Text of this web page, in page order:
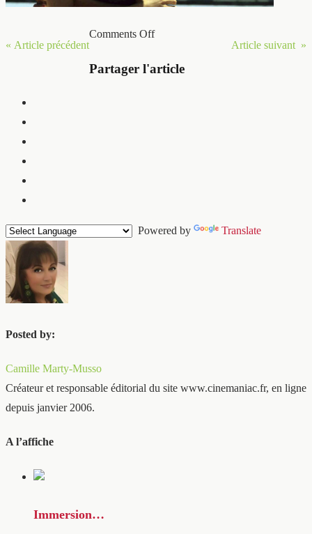
« Article précédent Article suivant »
Comments Off
Partager l'article
Powered by Translate
Posted by:
Camille Marty-Musso
Créateur et responsable éditorial du site www.cinemaniac.fr, en ligne
depuis janvier 2006.
A l’affiche
Immersion…